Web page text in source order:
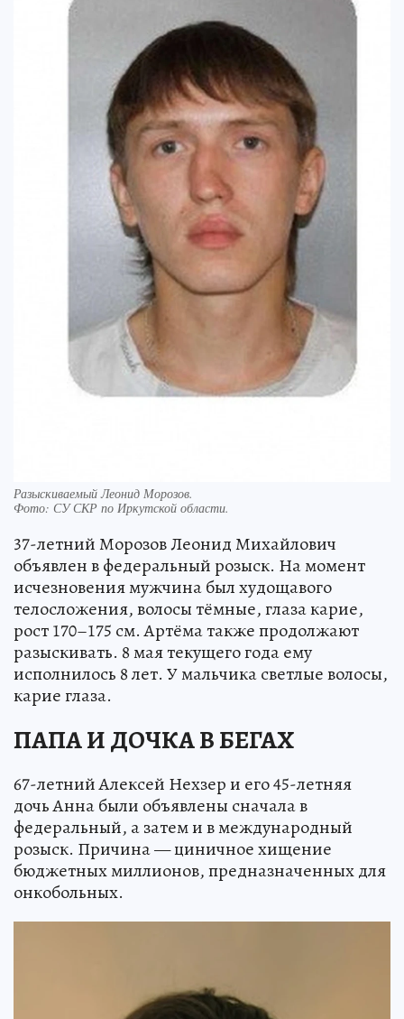
Разыскиваемый Леонид Морозов.
Фото: СУ СКР по Иркутской области.
37-летний Морозов Леонид Михайлович
объявлен в федеральный розыск. На момент
исчезновения мужчина был худощавого
телосложения, волосы тёмные, глаза карие,
рост 170–175 см. Артёма также продолжают
разыскивать. 8 мая текущего года ему
исполнилось 8 лет. У мальчика светлые волосы,
карие глаза.
ПАПА И ДОЧКА В БЕГАХ
67-летний Алексей Нехзер и его 45-летняя
дочь Анна были объявлены сначала в
федеральный, а затем и в международный
розыск. Причина — циничное хищение
бюджетных миллионов, предназначенных для
онкобольных.